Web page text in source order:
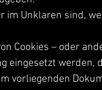
im Unklaren sind,
Cookies – oder
eingesetzt werden,
vorliegenden